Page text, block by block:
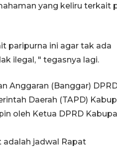
yang keliru terkait
paripurna ini agar tak ada
ilegal, " tegasnya lagi.
Anggaran (Banggar)
Daerah (TAPD)
oleh Ketua DPRD
adalah jadwal Rapat